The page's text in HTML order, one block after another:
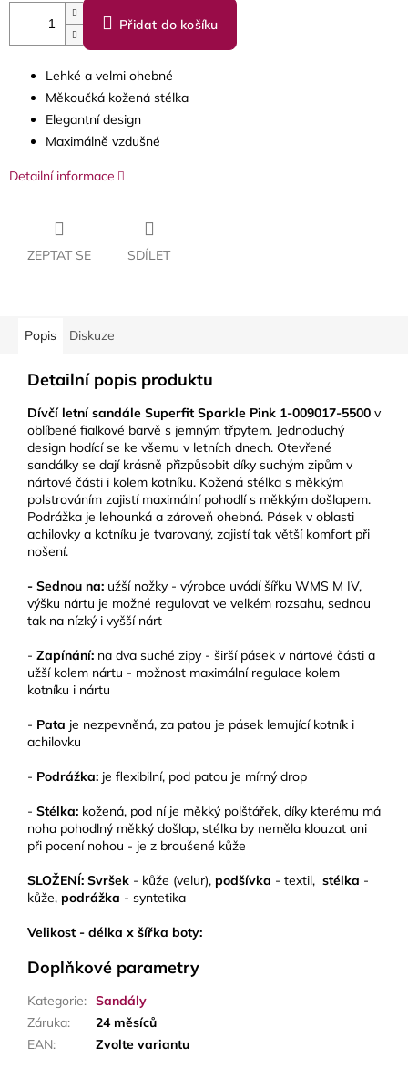
Přidat do košíku
Lehké a velmi ohebné
Měkoučká kožená stélka
Elegantní design
Maximálně vzdušné
Detailní informace
ZEPTAT SE SDÍLET
Popis Diskuze
Detailní popis produktu
Dívčí letní sandále Superfit Sparkle Pink 1-009017-5500 v
oblíbené fialkové barvě s jemným třpytem. Jednoduchý
design hodící se ke všemu v letních dnech. Otevřené
sandálky se dají krásně přizpůsobit díky suchým zipům v
nártové části i kolem kotníku. Kožená stélka s měkkým
polstrováním zajistí maximální pohodlí s měkkým došlapem.
Podrážka je lehounká a zároveň ohebná. Pásek v oblasti
achilovky a kotníku je tvarovaný, zajistí tak větší komfort při
nošení.
- Sednou na: užší nožky - výrobce uvádí šířku WMS M IV,
výšku nártu je možné regulovat ve velkém rozsahu, sednou
tak na nízký i vyšší nárt
- Zapínání: na dva suché zipy - širší pásek v nártové části a
užší kolem nártu - možnost maximální regulace kolem
kotníku i nártu
- Pata je nezpevněná, za patou je pásek lemující kotník i
achilovku
- Podrážka: je flexibilní, pod patou je mírný drop
- Stélka: kožená, pod ní je měkký polštářek, díky kterému má
noha pohodlný měkký došlap, stélka by neměla klouzat ani
při pocení nohou - je z broušené kůže
SLOŽENÍ: Svršek - kůže (velur), podšívka - textil, stélka -
kůže, podrážka - syntetika
Velikost - délka x šířka boty:
Doplňkové parametry
Kategorie: Sandály
Záruka:
24 měsíců
EAN: Zvolte variantu